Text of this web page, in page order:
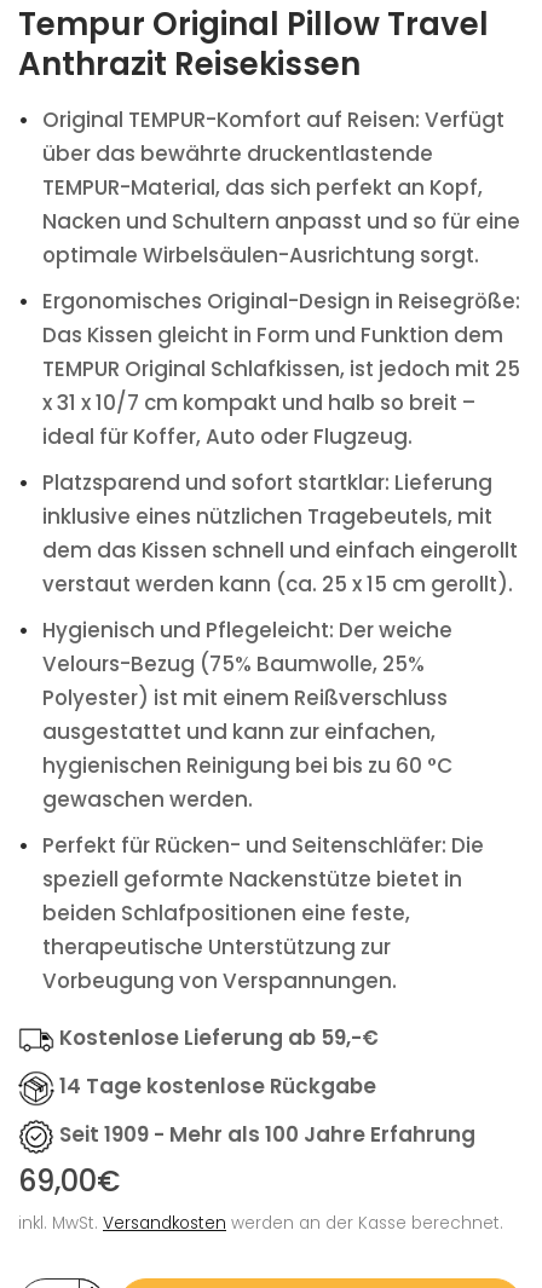
Tempur Original Pillow Travel
Anthrazit Reisekissen
Original TEMPUR-Komfort auf Reisen: Verfügt
über das bewährte druckentlastende
TEMPUR-Material, das sich perfekt an Kopf,
Nacken und Schultern anpasst und so für eine
optimale Wirbelsäulen-Ausrichtung sorgt.
Ergonomisches Original-Design in Reisegröße:
Das Kissen gleicht in Form und Funktion dem
TEMPUR Original Schlafkissen, ist jedoch mit 25
x 31 x 10/7 cm kompakt und halb so breit –
ideal für Koffer, Auto oder Flugzeug.
Platzsparend und sofort startklar: Lieferung
inklusive eines nützlichen Tragebeutels, mit
dem das Kissen schnell und einfach eingerollt
verstaut werden kann (ca. 25 x 15 cm gerollt).
Hygienisch und Pflegeleicht: Der weiche
Velours-Bezug (75% Baumwolle, 25%
Polyester) ist mit einem Reißverschluss
ausgestattet und kann zur einfachen,
hygienischen Reinigung bei bis zu 60 °C
gewaschen werden.
Perfekt für Rücken- und Seitenschläfer: Die
speziell geformte Nackenstütze bietet in
beiden Schlafpositionen eine feste,
therapeutische Unterstützung zur
Vorbeugung von Verspannungen.
Kostenlose Lieferung ab 59,-€
14 Tage kostenlose Rückgabe
Seit 1909 - Mehr als 100 Jahre Erfahrung
69,00€
inkl. MwSt. Versandkosten werden an der Kasse berechnet.